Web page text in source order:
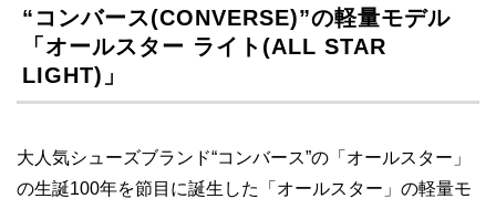
“コンバース(CONVERSE)”の軽量モデル
「オールスター ライト(ALL STAR
LIGHT)」
大人気シューズブランド“コンバース”の「オールスター」
の生誕100年を節目に誕生した「オールスター」の軽量モ